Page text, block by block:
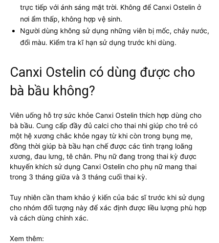
trực tiếp với ánh sáng mặt trời. Không để Canxi Ostelin ở
nơi ẩm thấp, không hợp vệ sinh.
Người dùng không sử dụng những viên bị mốc, chảy nước,
đổi màu. Kiểm tra kĩ hạn sử dụng trước khi dùng.
Canxi Ostelin có dùng được cho
bà bầu không?
Viên uống hỗ trợ sức khỏe Canxi Ostelin thích hợp dùng cho
bà bầu. Cung cấp đầy đủ calci cho thai nhi giúp cho trẻ có
một hệ xương chắc khỏe ngay từ khi còn trong bụng mẹ,
đồng thời giúp bà bầu hạn chế được các tình trạng loãng
xương, đau lưng, tê chân. Phụ nữ đang trong thai kỳ được
khuyến khích sử dụng Canxi Ostelin cho phụ nữ mang thai
trong 3 tháng giữa và 3 tháng cuối thai kỳ.
Tuy nhiên cần tham khảo ý kiến của bác sĩ trước khi sử dụng
cho nhóm đối tượng này để xác định được liều lượng phù hợp
và cách dùng chính xác.
Xem thêm: